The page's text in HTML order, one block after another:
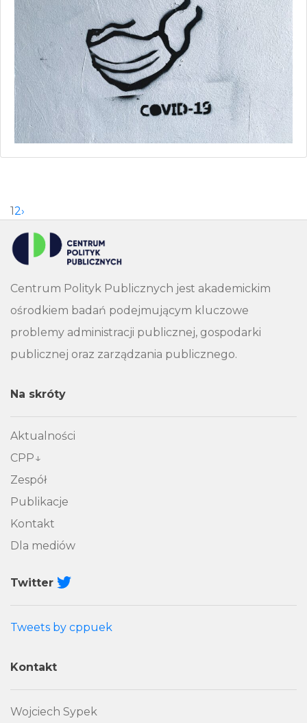
12›
Centrum Polityk Publicznych jest akademickim
ośrodkiem badań podejmującym kluczowe
problemy administracji publicznej, gospodarki
publicznej oraz zarządzania publicznego.
Na skróty
Aktualności
CPP
Zespół
Publikacje
Kontakt
Dla mediów
Twitter
Tweets by cppuek
Kontakt
Wojciech Sypek